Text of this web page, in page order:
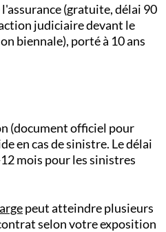
(gratuite, délai 90
judiciaire devant le
biennale), porté à 10 ans
(document officiel pour
en cas de sinistre. Le délai
mois pour les sinistres
peut atteindre plusieurs
selon votre exposition